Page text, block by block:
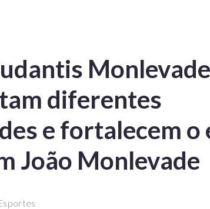
diferentes
e fortalecem o
João Monlevade